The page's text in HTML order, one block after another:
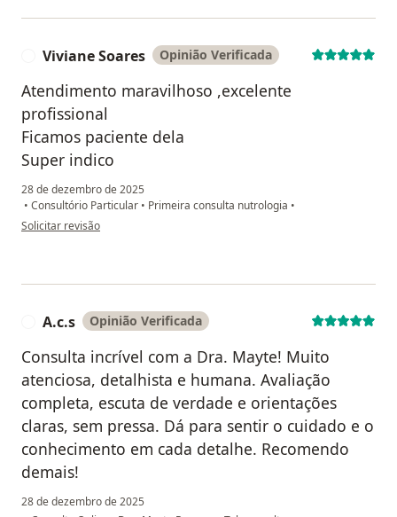
Viviane Soares Opinião Verificada
Atendimento maravilhoso ,excelente
profissional
Ficamos paciente dela
Super indico
28 de dezembro de 2025
• Consultório Particular • Primeira consulta nutrologia •
na opinião do utilizador Viviane Soares
Solicitar revisão
A.c.s Opinião Verificada
Consulta incrível com a Dra. Mayte! Muito
atenciosa, detalhista e humana. Avaliação
completa, escuta de verdade e orientações
claras, sem pressa. Dá para sentir o cuidado e o
conhecimento em cada detalhe. Recomendo
demais!
28 de dezembro de 2025